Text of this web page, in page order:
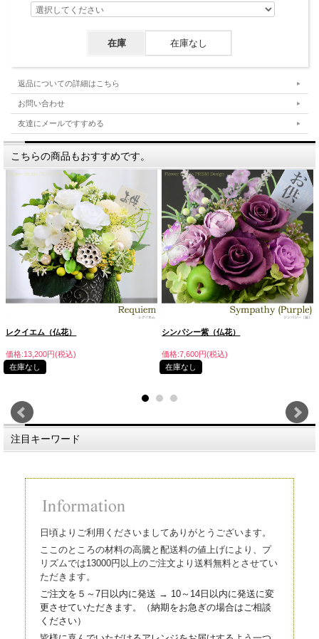
在庫 在庫なし
返品についての詳細はこちら
お問い合わせ
友達にメールですすめる
こちらの商品もおすすめです。
レクイエム（仏花）
価格:13,200円(税込)
在庫なし
シンパシー紫（仏花）
価格:7,600円(税込)
在庫なし
注目キーワード
日頃よりご利用くださいましてありがとうございます。
ここのところの材料の高騰と配送料の値上げにより、プ
リズムでは13000円以上のご注文より送料無料とさせてい
ただきます。
ご注文を５～7日以内に発送 → 10～14日以内に発送に変
更させていただきます。（納期をお急ぎの場合はご相談
ください）